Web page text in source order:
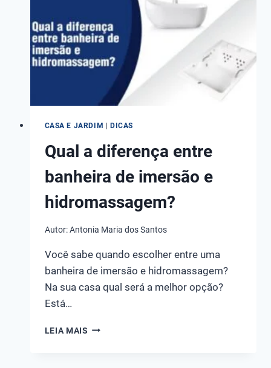
CASA E JARDIM DICAS
Qual a diferença entre
banheira de imersão e
hidromassagem?
Autor: Antonia Maria dos Santos
Você sabe quando escolher entre uma
banheira de imersão e hidromassagem?
Na sua casa qual será a melhor opção?
Está…
LEIA MAIS QUAL